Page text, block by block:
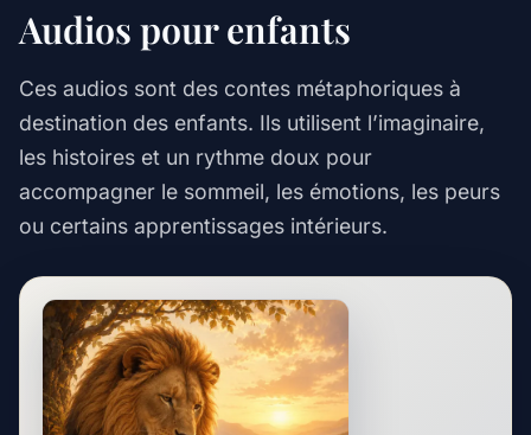
Audios pour enfants
Ces audios sont des contes métaphoriques à
destination des enfants. Ils utilisent l’imaginaire,
les histoires et un rythme doux pour
accompagner le sommeil, les émotions, les peurs
ou certains apprentissages intérieurs.